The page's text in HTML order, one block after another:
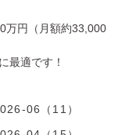
万円（月額約33,000
最適です！
06（11）